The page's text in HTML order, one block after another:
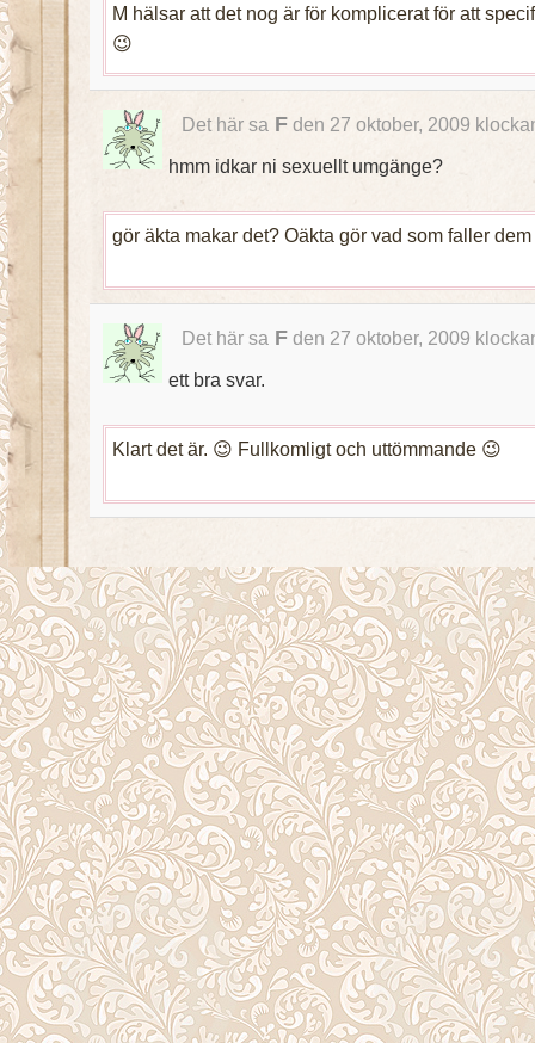
M hälsar att det nog är för komplicerat för att
😉
Det här sa Fden 27 oktober, 2009
hmm idkar ni sexuellt umgänge?
gör äkta makar det? Oäkta gör vad som faller
Det här sa Fden 27 oktober, 2009
ett bra svar.
Klart det är. 😉 Fullkomligt och uttömmande 😉